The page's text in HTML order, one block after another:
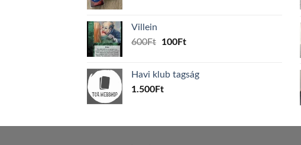
Villein
600Ft
Original
600Ft.
100FtCurrent
100Ft.
Havi klub tagság
1.500Ft